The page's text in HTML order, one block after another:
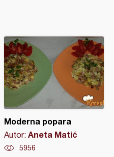
Moderna popara
Autor: Aneta Matić
5956